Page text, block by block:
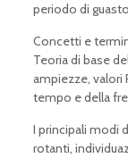
periodo di
Concetti e
Teoria di base
ampiezze, valori
tempo e della
I principali modi
rotanti,